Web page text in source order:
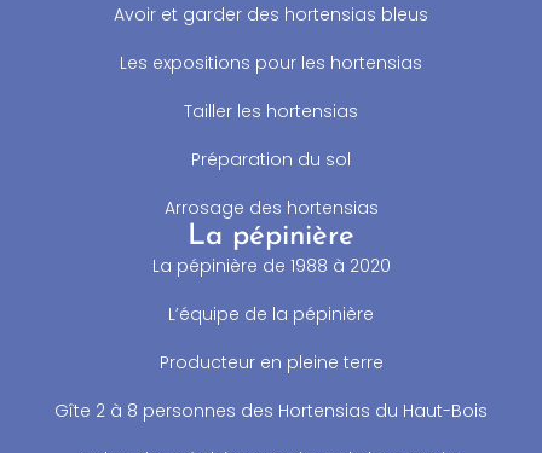
Avoir et garder des hortensias bleus
Les expositions pour les hortensias
Tailler les hortensias
Préparation du sol
Arrosage des hortensias
La pépinière
La pépinière de 1988 à 2020
L’équipe de la pépinière
Producteur en pleine terre
Gîte 2 à 8 personnes des Hortensias du Haut-Bois